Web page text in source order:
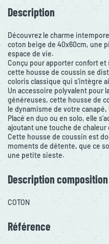
Description
Découvrez le charme
coton beige de 40x60cm, une
espace de vie.
Conçu pour apporter confort
cette housse de coussin se
coloris classique qui s'intègre
Un accessoire polyvalent pour
généreuses, cette housse de
le dynamisme de votre
Placé en duo ou en solo, elle
ajoutant une touche de
Cette housse de coussin est
moments de détente, que ce
une petite sieste.
Description composition
COTON
Référence